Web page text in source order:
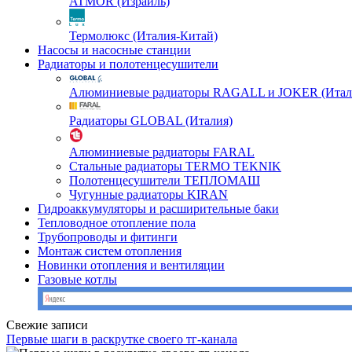
Термолюкс (Италия-Китай)
Насосы и насосные станции
Радиаторы и полотенцесушители
Алюминиевые радиаторы RAGALL и JOKER
Радиаторы GLOBAL (Италия)
Алюминиевые радиаторы FARAL
Стальные радиаторы TERMO TEKNIK
Полотенцесушители ТЕПЛОМАШ
Чугунные радиаторы KIRAN
Гидроаккумуляторы и расширительные баки
Тепловодное отопление пола
Трубопроводы и фитинги
Монтаж систем отопления
Новинки отопления и вентиляции
Газовые котлы
Свежие записи
Первые шаги в раскрутке своего тг-канала